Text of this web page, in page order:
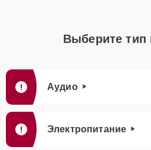
Выберите тип
Аудио
Электропитание